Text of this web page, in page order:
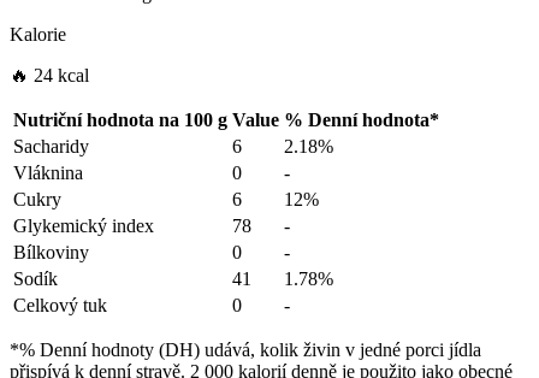
Kalorie
🔥 24 kcal
Nutriční hodnota na 100 g Value % Denní hodnota*
Sacharidy
6
2.18%
Vláknina
0
-
Cukry
6
12%
Glykemický index
78
-
Bílkoviny
0
-
Sodík
41
1.78%
Celkový tuk
0 -
*% Denní hodnoty (DH) udává, kolik živin v jedné porci jídla
přispívá k denní stravě. 2 000 kalorií denně je použito jako obecné